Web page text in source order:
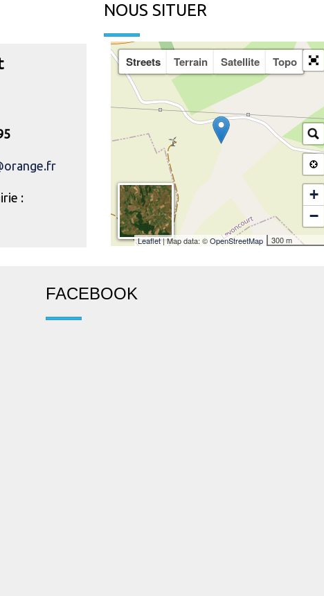
:
NOUS SITUER
Streets Terrain Satellite Topo
+
−
300 m
Leaflet| Map data: ©OpenStreetMap
FACEBOOK